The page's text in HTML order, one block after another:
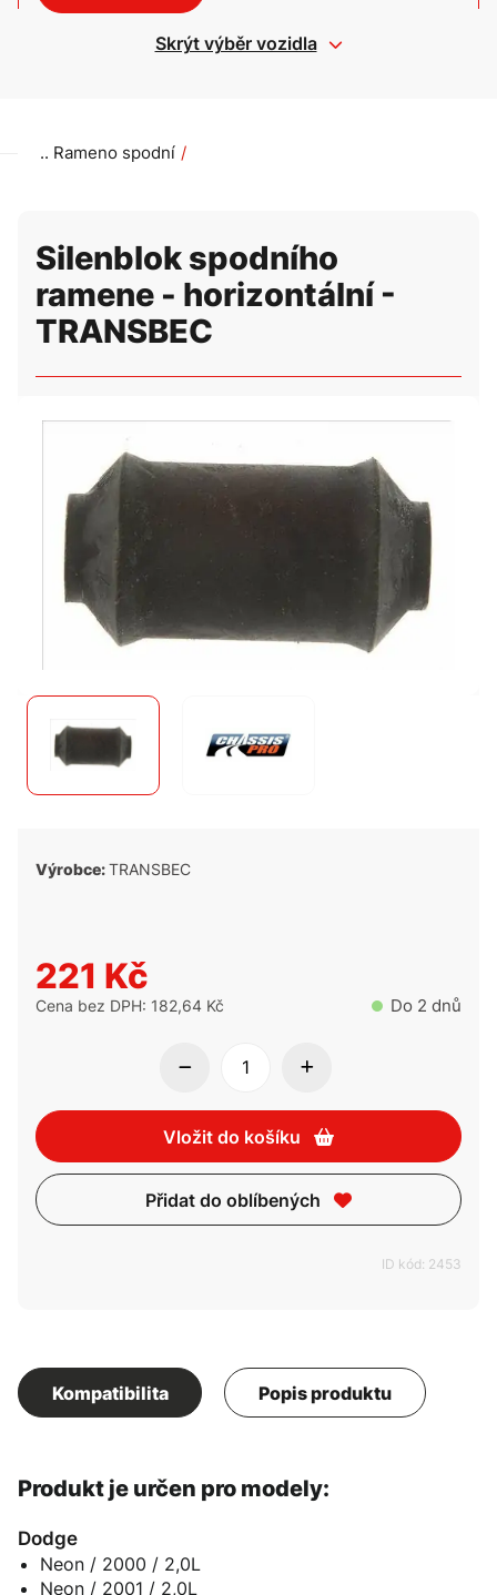
Skrýt výběr vozidla
Rameno spodní
Silenblok spodního
ramene - horizontální -
TRANSBEC
Výrobce:TRANSBEC
221 Kč
Cena bez DPH: 182,64 Kč Do 2 dnů
Vložit do košíku
Přidat do oblíbených
ID kód: 2453
Kompatibilita Popis produktu
Produkt je určen pro modely:
Dodge
Neon / 2000 / 2,0L
Neon / 2001 / 2,0L